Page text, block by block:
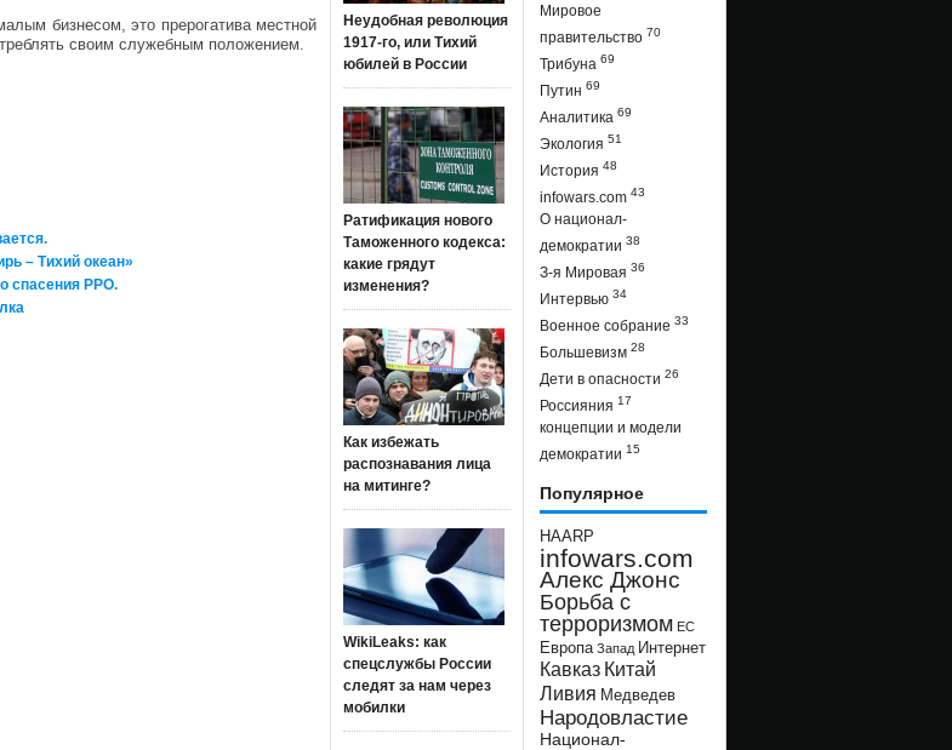
бизнесом, это прерогатива местной
своим служебным положением.
– Тихий океан»
спасения РРО.
Неудобная революция
1917-го, или Тихий
юбилей в России
Ратификация нового
Таможенного кодекса:
какие грядут
изменения?
Как избежать
распознавания лица
на митинге?
WikiLeaks: как
спецслужбы России
следят за нам через
мобилки
Мировое
правительство 70
Трибуна 69
Путин 69
Аналитика 69
Экология 51
История 48
infowars.com 43
О национал-
демократии 38
З-я Мировая 36
Интервью 34
Военное собрание 33
Большевизм 28
Дети в опасности 26
Россияния 17
концепции и модели
демократии 15
Популярное
HAARP
infowars.com
Алекс Джонс
Борьба с
терроризмом ЕС
Европа Запад Интернет
Кавказ Китай
Ливия Медведев
Народовластие
Национал-